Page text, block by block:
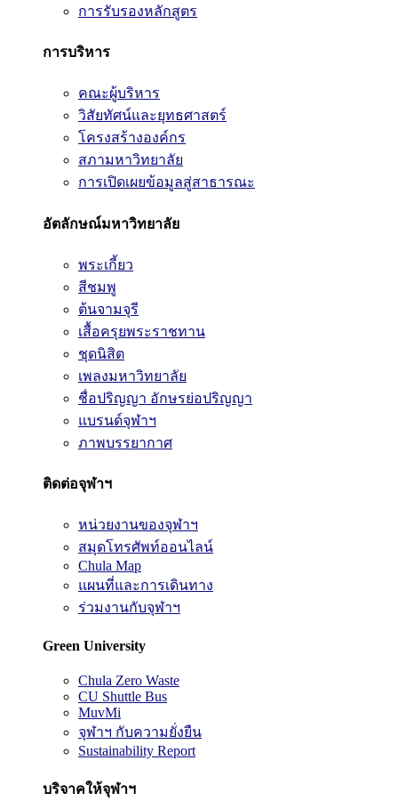
การรับรองหลักสูตร
การบริหาร
คณะผู้บริหาร
วิสัยทัศน์และยุทธศาสตร์
โครงสร้างองค์กร
สภามหาวิทยาลัย
การเปิดเผยข้อมูลสู่สาธารณะ
อัตลักษณ์มหาวิทยาลัย
พระเกี้ยว
สีชมพู
ต้นจามจุรี
เสื้อครุยพระราชทาน
ชุดนิสิต
เพลงมหาวิทยาลัย
ชื่อปริญญา อักษรย่อปริญญา
แบรนด์จุฬาฯ
ภาพบรรยากาศ
ติดต่อจุฬาฯ
หน่วยงานของจุฬาฯ
สมุดโทรศัพท์ออนไลน์
Chula Map
แผนที่และการเดินทาง
ร่วมงานกับจุฬาฯ
Green University
Chula Zero Waste
CU Shuttle Bus
MuvMi
จุฬาฯ กับความยั่งยืน
Sustainability Report
บริจาคให้จุฬาฯ